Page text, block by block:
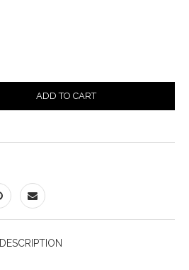
ADD TO CART
DESCRIPTION